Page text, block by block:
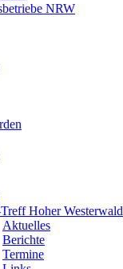
NRW
Hoher Westerwald
Aktuelles
Berichte
Termine